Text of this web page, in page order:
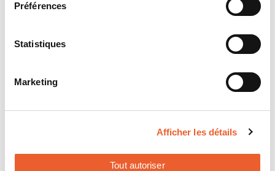
Préférences
Statistiques
Marketing
Afficher les détails
Tout autoriser